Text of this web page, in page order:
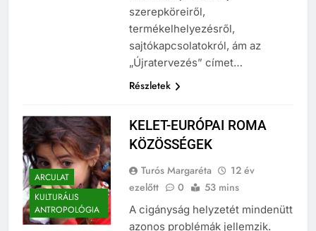
szó volt a pr-esek új
szerepköreiről,
termékelhelyezésről,
sajtókapcsolatokról, ám az
ARCULAT
KULTURÁLIS
ANTROPOLÓGIA
KELET-EURÓPAI ROMA
Turós Margaréta
12 év
A cigányság helyzetét mindenütt